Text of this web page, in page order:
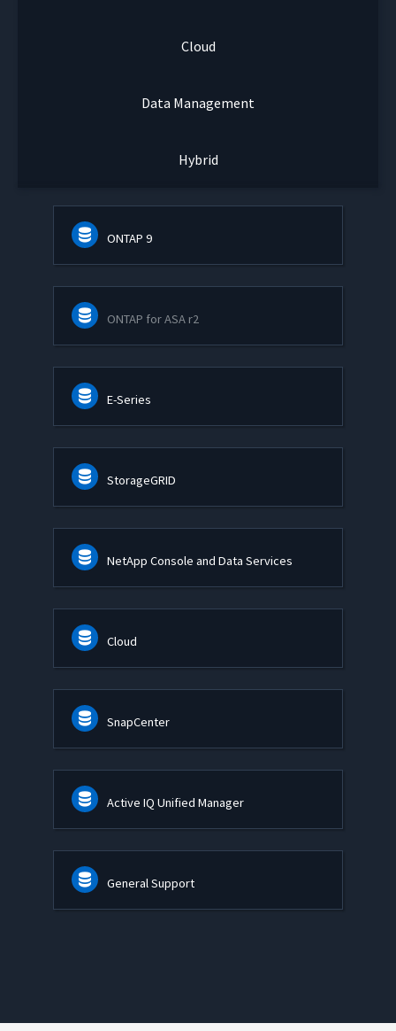
Cloud
Data Management
Hybrid
ONTAP 9
ONTAP for ASA r2
E-Series
StorageGRID
NetApp Console and Data Services
Cloud
SnapCenter
Active IQ Unified Manager
General Support